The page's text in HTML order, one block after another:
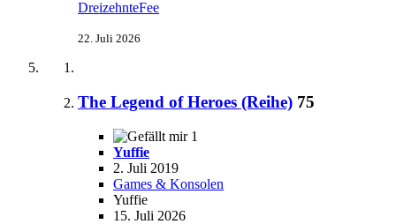
DreizehnteFee
22. Juli 2026
The Legend of Heroes (Reihe) 75
1
Yuffie
2. Juli 2019
Games & Konsolen
Yuffie
15. Juli 2026